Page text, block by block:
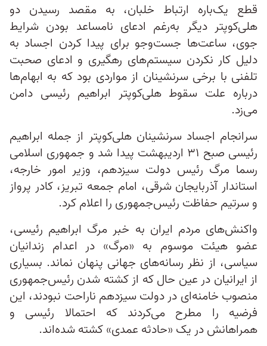
قطع یک‌باره ارتباط خلبان، به مقصد رسیدن دو
هلی‌کوپتر دیگر به‌رغم ادعای نامساعد بودن شرایط
جوی، ساعت‌ها جست‌وجو برای پیدا کردن اجساد به
دلیل کار نکردن سیستم‌های رهگیری و ادعای صحبت‌
تلفنی با برخی سرنشینان از مواردی بود که به ابهام‌ها
درباره علت سقوط هلی‌کوپتر ابراهیم رئیسی دامن
می‌زد.
سرانجام اجساد سرنشینان هلی‌کوپتر از جمله ابراهیم
رئیسی صبح ۳۱ اردیبهشت پیدا شد و جمهوری اسلامی
رسما مرگ رئیس دولت سیزدهم، وزیر امور خارجه،
استاندار آذربایجان شرقی، امام جمعه تبریز، کادر پرواز
و سرتیم حفاظت رئیس‌جمهوری را اعلام کرد.
واکنش‌های مردم ایران به خبر مرگ ابراهیم رئیسی،
عضو هیئت موسوم به «مرگ» در اعدام‌ زندانیان
سیاسی، از نظر رسانه‌های جهانی پنهان نماند. بسیاری
از ایرانیان در عین حال که از کشته شدن رئیس‌جمهوری
منصوب خامنه‌ای در دولت سیزدهم ناراحت نبودند، این
فرضیه را مطرح می‌کردند که احتمالا رئیسی و
همراهانش در یک «حادثه عمدی» کشته شده‌اند.